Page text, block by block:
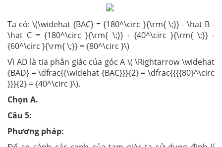
Ta có: \(\widehat {BAC} = {180^\circ }{\rm{ \;}} - \hat B -
\hat C = {180^\circ }{\rm{ \;}} - {40^\circ }{\rm{ \;}} -
{60^\circ }{\rm{ \;}} = {80^\circ }\)
Vì AD là tia phân giác của góc A \( \Rightarrow \widehat
{BAD} = \dfrac{{\widehat {BAC}}}{2} = \dfrac{{{{80}^\circ
}}}{2} = {40^\circ }\).
Chọn A.
Câu 5:
Phương pháp: